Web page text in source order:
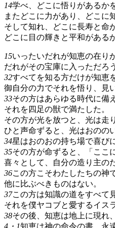
14学べ、どこに悟りがあるかを
またどこに力があり、どこに
そして知れ、どこに長寿と命
どこに目の輝きと平和がある
15いったいだれが知恵の在り
だれがその宝庫に入っただろ
32すべてを知る方だけが知恵
御自分の力でそれを悟り、見
33その方はあらゆる時代に備
それを四足の獣で満たした。
その方が光を放つと、光は走り
ひと声命ずると、光はおのの
34星はおのおの持ち場で喜び
35その方が命ずると、「ここ
喜々として、自分の造り主の
36この方こそわたしたちの神
他に比ぶべきものはない。
37この方は知識の道をすべて
それを僕ヤコブと愛するイス
38その後、知恵は地上に現れ
4・1知恵は神の命令の書、永